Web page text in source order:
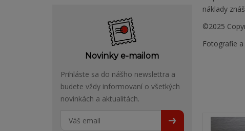
Novinky e-mailom
Prihláste sa do nášho newslettra a
budete vždy informovaní o všetkých
novinkách a aktualitách.
náklady
©2025
Fotografie